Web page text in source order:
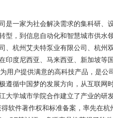
是一家为社会解决需求的集科研、
型，到信息自动化和智慧城市供水
、杭州艾夫特泵业有限公司、杭州
印度尼西亚、马来西亚、新加坡等
用户提供满意的高科技产品，是公
遵循中国梦的发展方向，从互联网
大学城市学院合作建立了产业的研
软件著作权和标准备案，率先在